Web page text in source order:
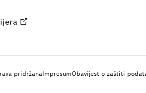
pridržanaImpresumObavijest o zaštiti